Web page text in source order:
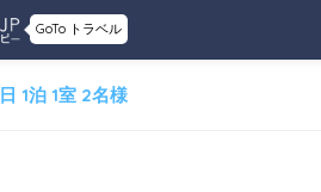
GoTo トラベル
1泊 1室 2名様